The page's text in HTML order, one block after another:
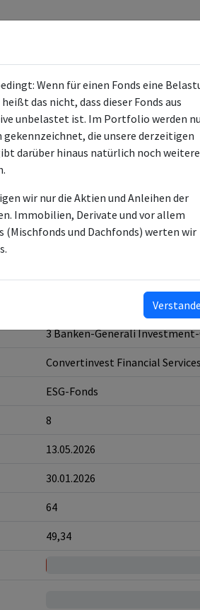
CONVERTINVEST FAIR &
AT0000A21KY0
AT0000A21KU8
3 Banken-Generali
Convertinvest Financial
ESG-Fonds
8
13.05.2026
30.01.2026
64
49,34
Wenn für einen Fonds eine
das nicht, dass dieser Fonds aus
unbelastet ist. Im Portfolio werden
gekennzeichnet, die unsere derzeitigen
darüber hinaus natürlich noch
wir nur die Aktien und Anleihen der
Immobilien, Derivate und vor allem
(Mischfonds und Dachfonds) werten wir